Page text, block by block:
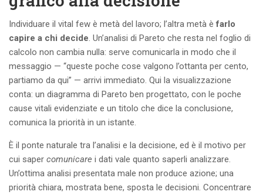
Individuare il vital few è metà del lavoro; l’altra metà èfarlo
capire a chi decide . Un’analisi di Pareto che resta nel foglio di
calcolo non cambia nulla: serve comunicarla in modo che il
messaggio — “queste poche cose valgono l’ottanta per cento,
partiamo da qui” — arrivi immediato. Qui la visualizzazione
conta: un diagramma di Pareto ben progettato, con le poche
cause vitali evidenziate e un titolo che dice la conclusione,
comunica la priorità in un istante.
È il ponte naturale tra l’analisi e la decisione, ed è il motivo per
cui saper comunicare i dati vale quanto saperli analizzare.
Un’ottima analisi presentata male non produce azione; una
priorità chiara, mostrata bene, sposta le decisioni. Concentrare